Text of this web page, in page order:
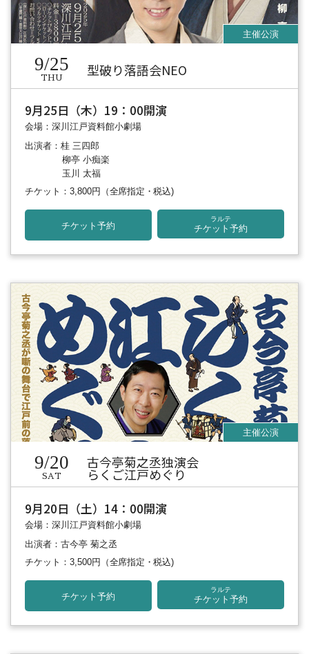
9/25
THU 型破り落語会NEO
9月25日（木）19：00開演
会場：深川江戸資料館小劇場
出演者：桂 三四郎
柳亭 小痴楽
玉川 太福
チケット：3,800円
（全席指定・税込)
チケット予約
ラルテ
チケット予約
9/20
SAT
古今亭菊之丞独演会
らくご江戸めぐり
9月20日（土）14：00開演
会場：深川江戸資料館小劇場
出演者：古今亭 菊之丞
チケット：3,500円
（全席指定・税込)
チケット予約
ラルテ
チケット予約